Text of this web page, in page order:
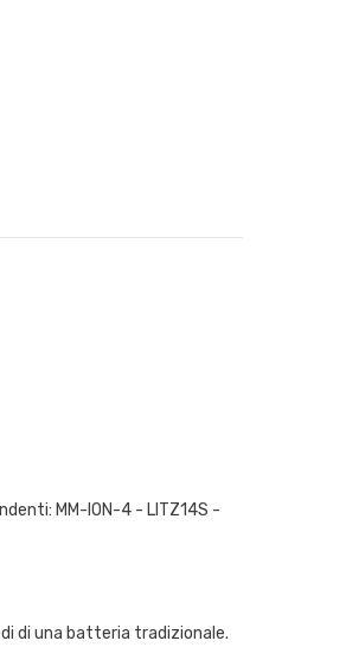
MM-ION-4 - LITZ14S -
di una batteria tradizionale.